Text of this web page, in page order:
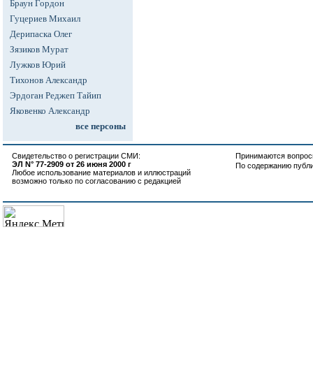
Браун Гордон
Гуцериев Михаил
Дерипаска Олег
Зязиков Мурат
Лужков Юрий
Тихонов Александр
Эрдоган Реджеп Тайип
Яковенко Александр
все персоны
Свидетельство о регистрации СМИ:
ЭЛ N° 77-2909 от 26 июня 2000 г
Любое использование материалов и иллюстраций
возможно только по согласованию с редакцией
Принимаются
По содержанию